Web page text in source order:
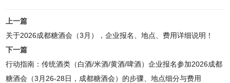
上一篇
关于2026成都糖酒会（3月），企业报名、地点、费用详细说明！
下一篇
行动指南：传统酒类（白酒/米酒/黄酒/啤酒）企业报名参加2026成都
糖酒会（3月26-28日，成都糖酒会）的步骤、地点细分与费用